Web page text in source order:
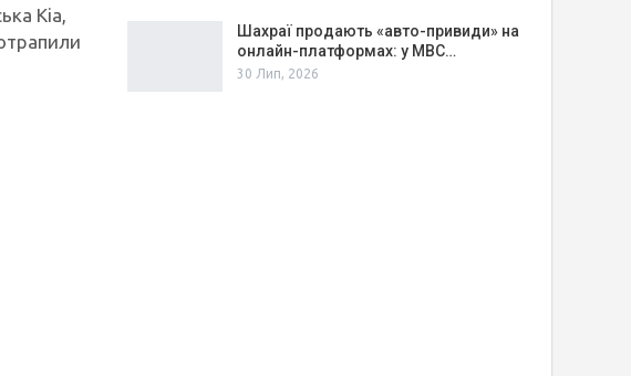
Kia,
Шахраї продають «авто-привиди» на
онлайн-платформах: у МВС…
30 Лип, 2026